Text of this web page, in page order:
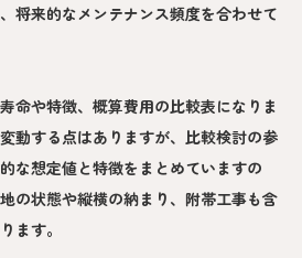
将来的なメンテナンス頻度を合わせて
命や特徴、概算費用の比較表になりま
動する点はありますが、比較検討の参
な想定値と特徴をまとめていますの
の状態や縦横の納まり、附帯工事も含
ます。